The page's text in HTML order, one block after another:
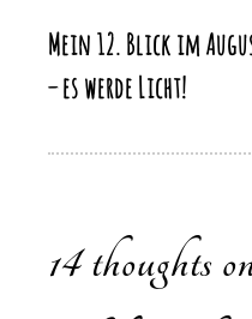
k
k
Mein 12. Blick im
– es werde Licht!
14 thoughts